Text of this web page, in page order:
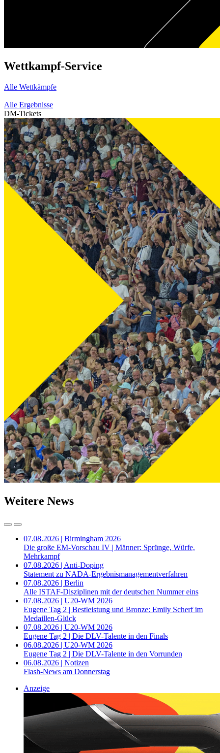
Wettkampf-Service
Alle Wettkämpfe
Alle Ergebnisse
DM-Tickets
Weitere News
07.08.2026 | Birmingham 2026
Die große EM-Vorschau IV | Männer: Sprünge, Würfe,
Mehrkampf
07.08.2026 | Anti-Doping
Statement zu NADA-Ergebnismanagementverfahren
07.08.2026 | Berlin
Alle ISTAF-Disziplinen mit der deutschen Nummer eins
07.08.2026 | U20-WM 2026
Eugene Tag 2 | Bestleistung und Bronze: Emily Scherf im
Medaillen-Glück
07.08.2026 | U20-WM 2026
Eugene Tag 2 | Die DLV-Talente in den Finals
06.08.2026 | U20-WM 2026
Eugene Tag 2 | Die DLV-Talente in den Vorrunden
06.08.2026 | Notizen
Flash-News am Donnerstag
Anzeige